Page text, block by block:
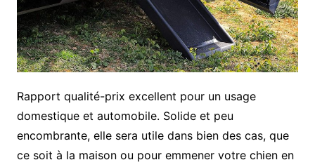
Rapport qualité-prix excellent pour un usage
domestique et automobile. Solide et peu
encombrante, elle sera utile dans bien des cas, que
ce soit à la maison ou pour emmener votre chien en